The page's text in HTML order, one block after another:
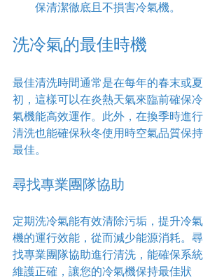
保清潔徹底且不損害冷氣機。
洗冷氣的最佳時機
最佳清洗時間通常是在每年的春末或夏
初，這樣可以在炎熱天氣來臨前確保冷
氣機能高效運作。此外，在換季時進行
清洗也能確保秋冬使用時空氣品質保持
最佳。
尋找專業團隊協助
定期洗冷氣能有效清除污垢，提升冷氣
機的運行效能，從而減少能源消耗。尋
找專業團隊協助進行清洗，能確保系統
維護正確，讓您的冷氣機保持最佳狀